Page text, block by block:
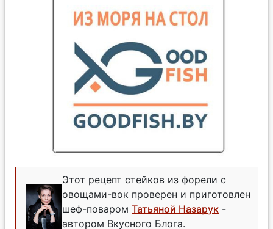
Этот рецепт стейков из форели с
овощами-вок проверен и приготовлен
шеф-поваром Татьяной Назарук -
автором Вкусного Блога.